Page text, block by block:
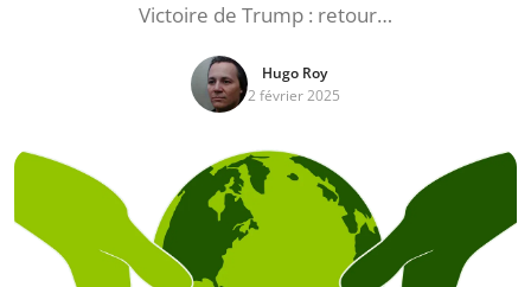
Victoire de Trump : retour…
Hugo Roy
2 février 2025